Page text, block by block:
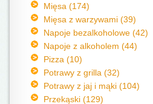
Mięsa (174)
Mięsa z warzywami (39)
Napoje bezalkoholowe (42)
Napoje z alkoholem (44)
Pizza (10)
Potrawy z grilla (32)
Potrawy z jaj i mąki (104)
Przekąski (129)